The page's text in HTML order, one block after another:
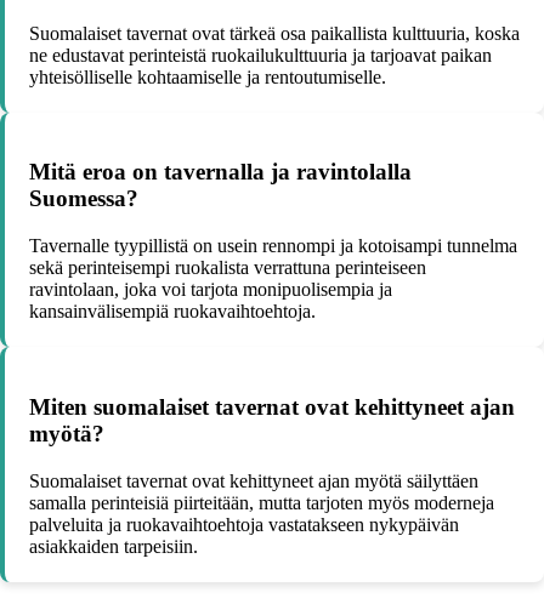
Suomalaiset tavernat ovat tärkeä osa paikallista kulttuuria, koska
ne edustavat perinteistä ruokailukulttuuria ja tarjoavat paikan
yhteisölliselle kohtaamiselle ja rentoutumiselle.
Mitä eroa on tavernalla ja ravintolalla
Suomessa?
Tavernalle tyypillistä on usein rennompi ja kotoisampi tunnelma
sekä perinteisempi ruokalista verrattuna perinteiseen
ravintolaan, joka voi tarjota monipuolisempia ja
kansainvälisempiä ruokavaihtoehtoja.
Miten suomalaiset tavernat ovat kehittyneet ajan
myötä?
Suomalaiset tavernat ovat kehittyneet ajan myötä säilyttäen
samalla perinteisiä piirteitään, mutta tarjoten myös moderneja
palveluita ja ruokavaihtoehtoja vastatakseen nykypäivän
asiakkaiden tarpeisiin.